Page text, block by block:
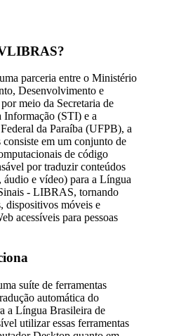
parceria entre o Ministério
Desenvolvimento e
meio da Secretaria de
Informação (STI) e a
da Paraíba (UFPB), a
em um conjunto de
de código
por traduzir conteúdos
áudio e vídeo) para a Língua
- LIBRAS, tornando
dispositivos móveis e
acessíveis para pessoas
suíte de ferramentas
automática do
a Língua Brasileira de
utilizar essas ferramentas